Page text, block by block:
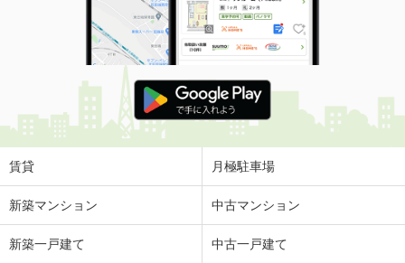
賃貸 月極駐車場
新築マンション 中古マンション
新築一戸建て 中古一戸建て